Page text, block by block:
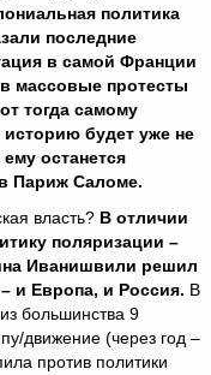
политика
последние
в самой Франции
массовые протесты
тогда самому
будет уже не
останется
Париж Саломе.
власть? В отличии
поляризации –
Иванишвили решил
и Европа, и Россия. В
большинства 9
движение (через год –
против политики